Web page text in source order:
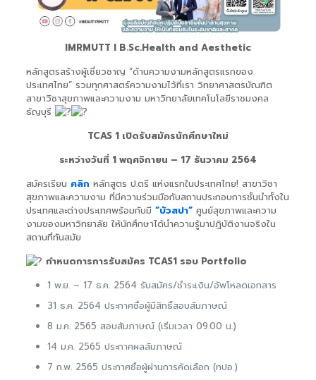
IMRMUTT l B.Sc.Health and Aesthetic
หลักสูตรสร้างผู้เชี่ยวชาญ “ด้านความงามหลักสูตรแรกของ
ประเทศไทย” รวมทุกศาสตร์ความงามไว้ที่เรา วิทยาศาสตรบัณฑิต
สาขาวิชาสุขภาพและความงาม มหาวิทยาลัยเทคโนโลยีราชมงคล
ธัญบุรี
TCAS 1 เปิดรับสมัครนักศึกษาใหม่
ระหว่างวันที่ 1 พฤศจิกายน – 17 ธันวาคม 2564
สมัครเรียน คลิก หลักสูตร ป.ตรี แห่งแรกในประเทศไทย! สาขาวิชา
สุขภาพและความงาม ที่มีความร่วมมือกับสถานประกอบการชั้นนำทั้งใน
ประเทศและต่างประเทศพร้อมกับมี “บัวสปา”ศูนย์สุขภาพและความ
งามของมหาวิทยาลัย ให้นักศึกษาได้นำความรู้มาปฎิบัติงานจริงใน
สถานที่ทันสมัย
กำหนดการการรับสมัคร TCAS1 รอบ Portfolio
1 พ.ย. – 17 ธ.ค. 2564 รับสมัคร/ชำระเงิน/อัพโหลดเอกสาร
31 ธ.ค. 2564 ประกาศชื่อผู้มีสิทธิ์สอบสัมภาษณ์
8 ม.ค. 2565 สอบสัมภาษณ์ (เริ่มเวลา 09.00 น.)
14 ม.ค. 2565 ประกาศผลสัมภาษณ์
7 ก.พ. 2565 ประกาศชื่อผู้ผ่านการคัดเลือก (ทปอ.)